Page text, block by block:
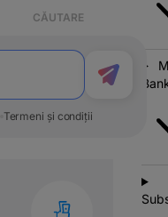
CĂUTARE
Termeni și condiții